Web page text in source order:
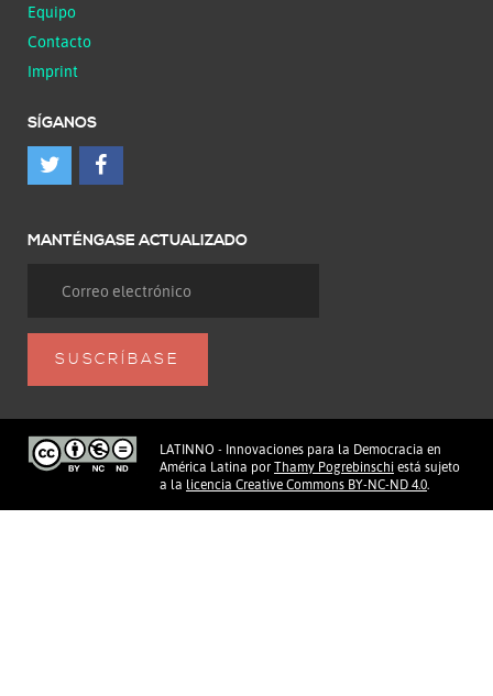
Equipo
Contacto
Imprint
SÍGANOS
MANTÉNGASE ACTUALIZADO
LATINNO - Innovaciones para la Democracia en
América Latina por Thamy Pogrebinschi está sujeto
a la licencia Creative Commons BY-NC-ND 4.0.